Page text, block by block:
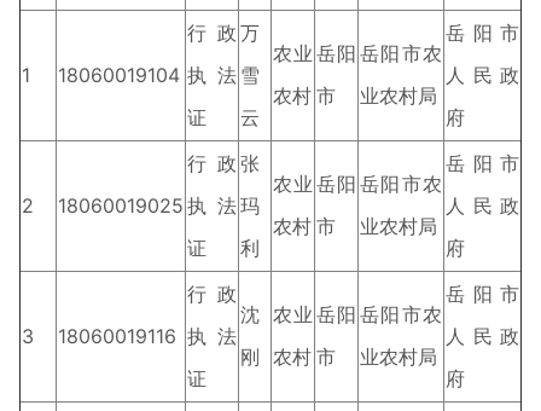
1 18060019104
行政
执法
证
万
雪
云
农业
农村
岳阳
市
岳阳市农
业农村局
岳阳市
人民政
府
2 18060019025
行政
执法
证
张
玛
利
农业
农村
岳阳
市
岳阳市农
业农村局
岳阳市
人民政
府
3 18060019116
行政
执法
证
沈
刚
农业
农村
岳阳
市
岳阳市农
业农村局
岳阳市
人民政
府